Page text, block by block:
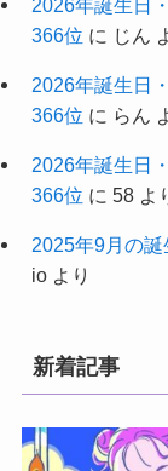
366位 に じん
2026年誕生日
366位 に らん
2026年誕生日
366位 に 58よ
2025年9月の
ioより
新着記事